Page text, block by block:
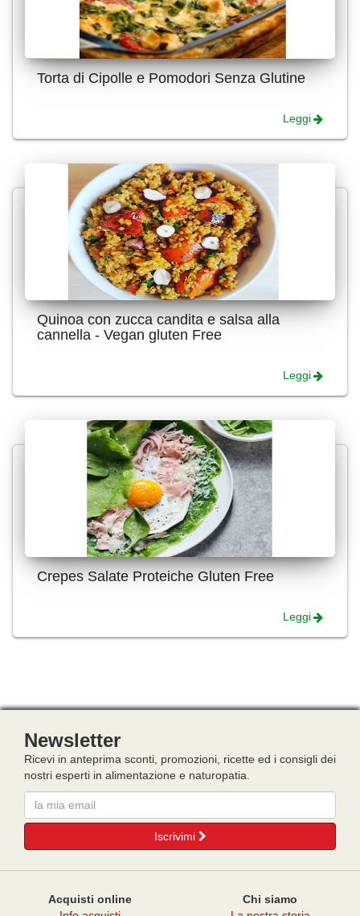
Torta di Cipolle e Pomodori Senza Glutine
Leggi
Quinoa con zucca candita e salsa alla
cannella - Vegan gluten Free
Leggi
Crepes Salate Proteiche Gluten Free
Leggi
Newsletter
Ricevi in anteprima sconti, promozioni, ricette ed i consigli dei
nostri esperti in alimentazione e naturopatia.
Email
Iscrivimi
Acquisti online
Chi siamo